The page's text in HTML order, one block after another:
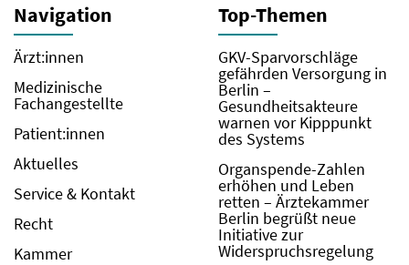
Navigation
Ärzt:innen
Medizinische
Fachangestellte
Patient:innen
Aktuelles
Service & Kontakt
Recht
Kammer
Top-Themen
GKV-Sparvorschläge
gefährden Versorgung in
Berlin –
Gesundheitsakteure
warnen vor Kipppunkt
des Systems
Organspende-Zahlen
erhöhen und Leben
retten – Ärztekammer
Berlin begrüßt neue
Initiative zur
Widerspruchsregelung